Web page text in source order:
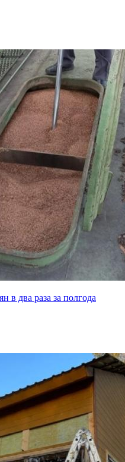
в два раза за полгода